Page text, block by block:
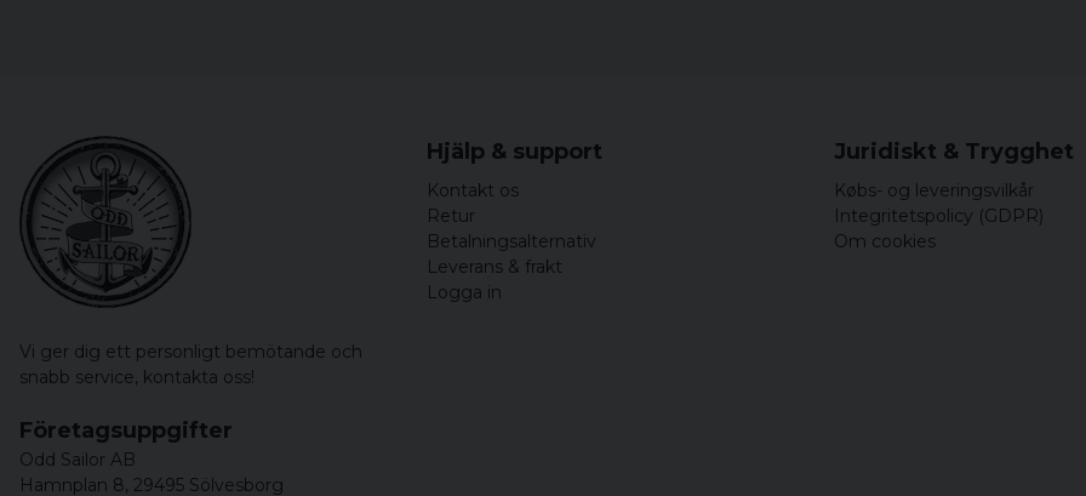
Vi ger dig ett personligt bemötande och
snabb service, kontakta oss!
Hjälp & support
Kontakt os
Retur
Betalningsalternativ
Leverans & frakt
Logga in
Juridiskt & Trygghet
Købs- og leveringsvilkår
Integritetspolicy (GDPR)
Om cookies
Företagsuppgifter
Odd Sailor AB
Hamnplan 8, 29495 Sölvesborg